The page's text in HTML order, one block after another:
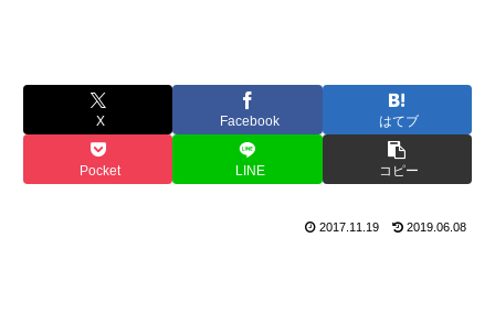
X Facebook はてブ
Pocket LINE コピー
2017.11.19 2019.06.08